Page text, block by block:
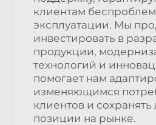
клиентам
эксплуатации. Мы
инвестировать в
продукции,
технологий и
помогает нам
изменяющимся
клиентов и
позиции на рынке.